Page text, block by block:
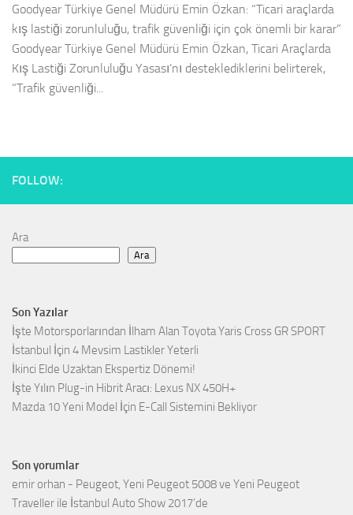
Goodyear Türkiye Genel Müdürü Emin Özkan: “Ticari araçlarda
kış lastiği zorunluluğu, trafik güvenliği için çok önemli bir karar”
Goodyear Türkiye Genel Müdürü Emin Özkan, Ticari Araçlarda
Kış Lastiği Zorunluluğu Yasası’nı desteklediklerini belirterek,
“Trafik güvenliği...
FOLLOW:
Ara
Ara
Son Yazılar
İşte Motorsporlarından İlham Alan Toyota Yaris Cross GR SPORT
İstanbul İçin 4 Mevsim Lastikler Yeterli
İkinci Elde Uzaktan Ekspertiz Dönemi!
İşte Yılın Plug-in Hibrit Aracı: Lexus NX 450H+
Mazda 10 Yeni Model İçin E-Call Sistemini Bekliyor
Son yorumlar
emir orhan - Peugeot, Yeni Peugeot 5008 ve Yeni Peugeot
Traveller ile İstanbul Auto Show 2017’de